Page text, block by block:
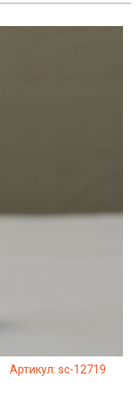
Артикул:sc-12719